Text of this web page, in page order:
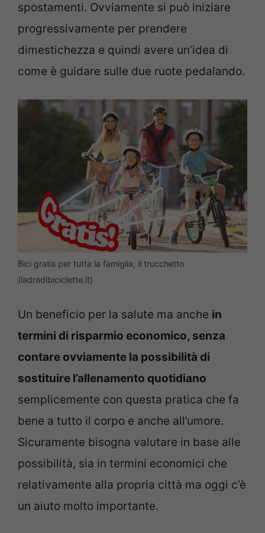
spostamenti. Ovviamente si può iniziare
progressivamente per prendere
dimestichezza e quindi avere un’idea di
come è guidare sulle due ruote pedalando.
Bici gratis per tutta la famiglia, il trucchetto
(ladradibiciclette.it)
Un beneficio per la salute ma anche in
termini di risparmio economico, senza
contare ovviamente la possibilità di
sostituire l’allenamento quotidiano
semplicemente con questa pratica che fa
bene a tutto il corpo e anche all’umore.
Sicuramente bisogna valutare in base alle
possibilità, sia in termini economici che
relativamente alla propria città ma oggi c’è
un aiuto molto importante.